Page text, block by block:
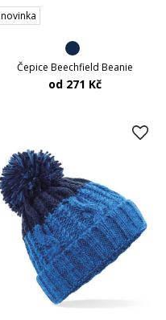
novinka
Čepice Beechfield Beanie
od 271 Kč